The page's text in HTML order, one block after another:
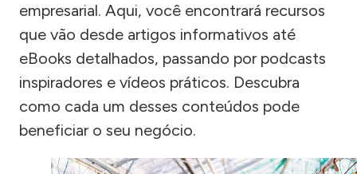
empresarial. Aqui, você encontrará recursos
que vão desde artigos informativos até
eBooks detalhados, passando por podcasts
inspiradores e vídeos práticos. Descubra
como cada um desses conteúdos pode
beneficiar o seu negócio.